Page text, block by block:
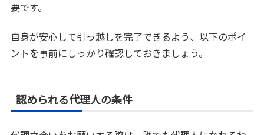
要です。
自身が安心して引っ越しを完了できるよう、以下のポイ
ントを事前にしっかり確認しておきましょう。
認められる代理人の条件